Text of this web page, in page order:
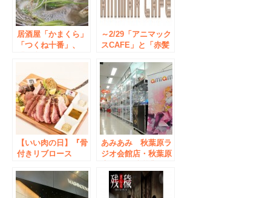
居酒屋「かまくら」
「つくね十番」、
～2/29「アニマック
スCAFE」と「赤髪
ャル・コラボ！
【いい肉の日】『骨
付きリブロース
あみあみ 秋葉原ラ
ジオ会館店・秋葉原
案内